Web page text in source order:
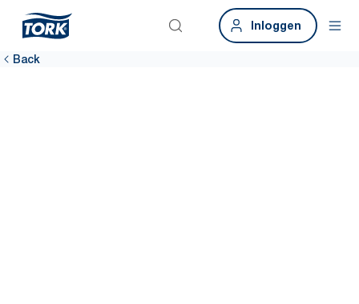
Inloggen
Back